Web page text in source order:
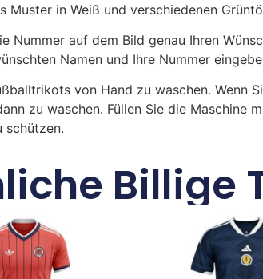
in Weiß und verschiedenen
Nummer auf dem Bild genau Ihren
Namen und Ihre Nummer
von Hand zu waschen. Wenn
zu waschen. Füllen Sie die Maschine
schützen.
Billige